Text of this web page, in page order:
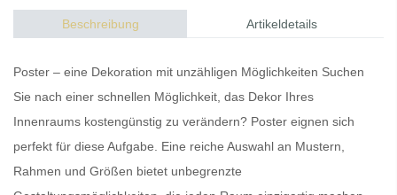
Beschreibung Artikeldetails
Poster – eine Dekoration mit unzähligen Möglichkeiten Suchen
Sie nach einer schnellen Möglichkeit, das Dekor Ihres
Innenraums kostengünstig zu verändern? Poster eignen sich
perfekt für diese Aufgabe. Eine reiche Auswahl an Mustern,
Rahmen und Größen bietet unbegrenzte